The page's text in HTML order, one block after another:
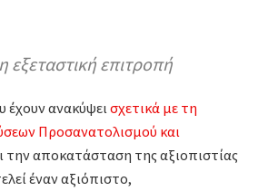
εξεταστική επιτροπή
ανακύψει σχετικά με τη
Προσανατολισμού και
την αποκατάσταση της αξιοπιστίας
έναν αξιόπιστο,